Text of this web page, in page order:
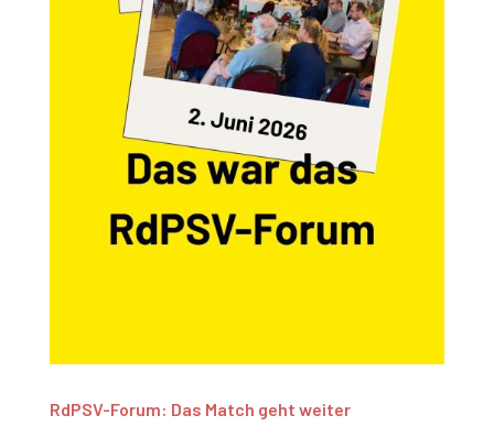
RdPSV-Forum: Das Match geht weiter